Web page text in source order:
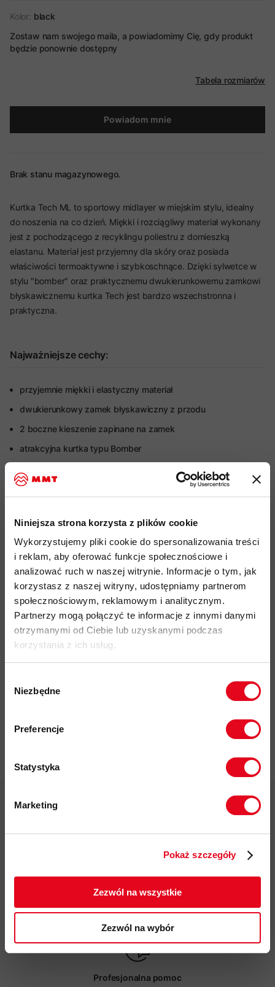
Niniejsza strona korzysta z plików cookie
Wykorzystujemy pliki cookie do spersonalizowania treści
i reklam, aby oferować funkcje społecznościowe i
analizować ruch w naszej witrynie. Informacje o tym, jak
korzystasz z naszej witryny, udostępniamy partnerom
społecznościowym, reklamowym i analitycznym.
Partnerzy mogą połączyć te informacje z innymi danymi
otrzymanymi od Ciebie lub uzyskanymi podczas
korzystania z ich usług.
zgody
Niezbędne
Preferencje
Statystyka
Marketing
Pokaż szczegóły
Zezwól na wszystkie
Zezwól na wybór
Kolor: black
Zostaw nam swojego maila, a powiadomimy Cię, gdy produkt
będzie ponownie dostępny
Tabela rozmiarów
Powiadom mnie
Brak stanu magazynowego.
Kurtka Tech ML to sportowy midlayer w miejskim stylu, idealny
do noszenia na co dzień. Miękki i rozciągliwy materiał wykonany
jest z pochodzącego z recyklingu poliestru z domieszką
elastanu. Materiał jest przyjemny dla skóry oraz posiada
właściwości termoaktywne i szybkoschnące. Dzięki sylwetce w
stylu "bomber" oraz praktycznemu dwukierunkowemu zamkowi
błyskawicznemu kurtka Tech jest bardzo wszechstronna i
praktyczna.
Najważniejsze cechy:
przyjemnie miękki i elastyczny materiał
dwukierunkowy zamek błyskawiczny z przodu
2 boczne kieszenie zapinane na zamek
atrakcyjna kurtka typu Bomber
Więcej o produkcie
Specyfikacja
Do tego produktu rekomendujemy
Możliwy odbiór w sklepie
Profesjonalna pomoc
zgodnie z Polityką prywatności.